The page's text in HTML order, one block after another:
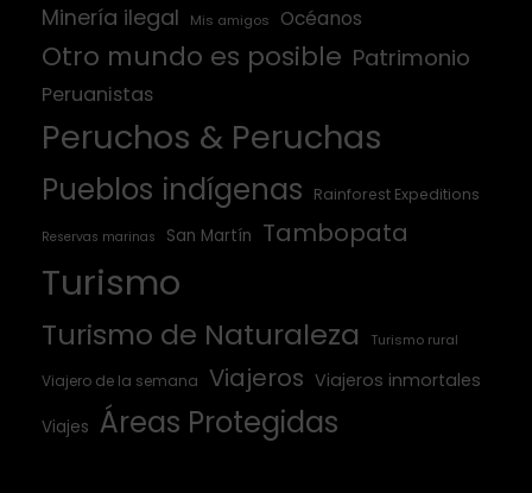
Minería ilegal Mis amigos Océanos
Otro mundo es posible Patrimonio
Peruanistas
Peruchos & Peruchas
Pueblos indígenas Rainforest Expeditions
Reservas marinas San Martín Tambopata
Turismo
Turismo de Naturaleza Turismo rural
Viajero de la semana Viajeros Viajeros inmortales
Viajes Áreas Protegidas